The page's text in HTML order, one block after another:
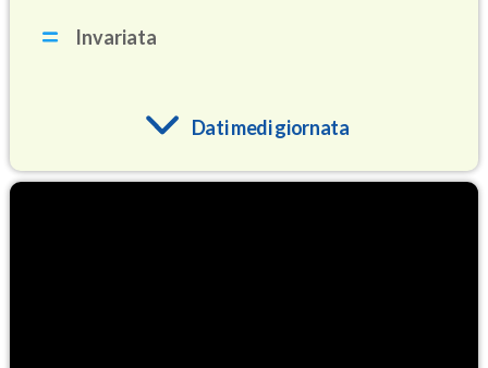
Invariata
Dati medi giornata